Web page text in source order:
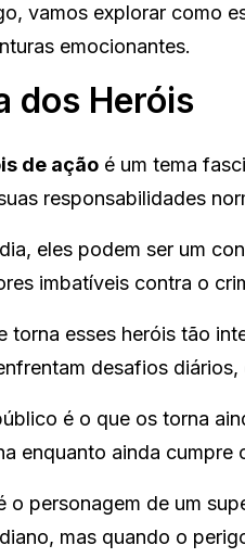
vamos explorar como
emocionantes.
dos Heróis
de ação é um tema
responsabilidades
eles podem ser um
imbatíveis contra o
torna esses heróis tão
desafios
é o que os torna
enquanto ainda cumpre
o personagem de um
mas quando o